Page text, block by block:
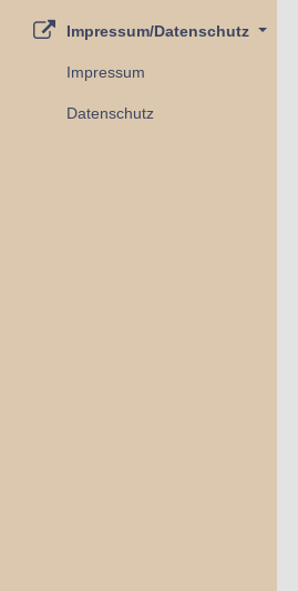
Impressum/Datenschutz
Impressum
Datenschutz